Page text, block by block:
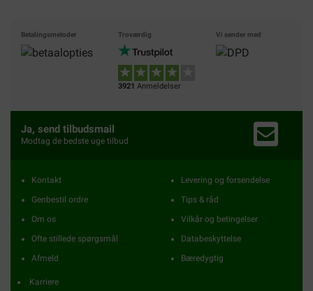
Betalingsmetoder Troværdig
3921 Anmeldelser
Vi sender med
Ja, send tilbudsmail
Modtag de bedste uge tilbud
Kontakt
Genbestil ordre
Om os
Ofte stillede spørgsmål
Afmeld
Karriere
Levering og forsendelse
Tips & råd
Vilkår og betingelser
Databeskyttelse
Bæredygtig